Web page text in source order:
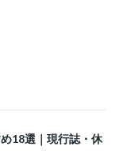
18選｜現行誌・休